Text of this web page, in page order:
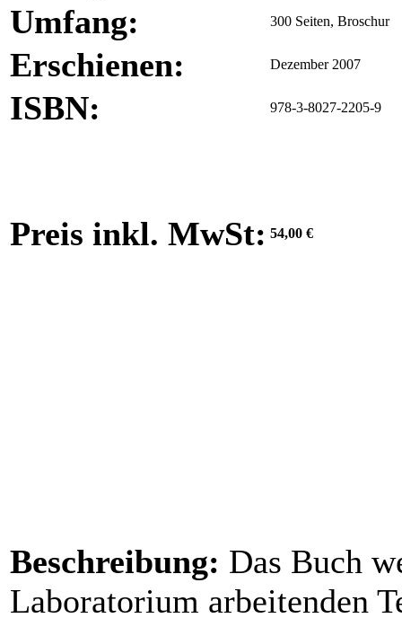
Umfang: 300 Seiten, Broschur
Erschienen: Dezember 2007
ISBN: 978-3-8027-2205-9
Preis inkl. MwSt: 54,00 €
Beschreibung: Das Buch
Laboratorium arbeitenden